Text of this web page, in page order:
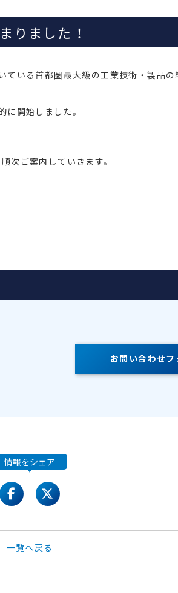
りました！
いる首都圏最大級の工業技術・製品
開始しました。
次ご案内していきます。
お問い合わせフ
情報をシェア
facebooktwitter
一覧へ戻る